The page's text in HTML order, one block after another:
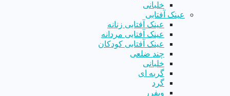
خلبانی
عینک آفتابی
عینک آفتابی زنانه
عینک آفتابی مردانه
عینک آفتابی کودکان
چند ضلعی
خلبانی
گربه ای
گرد
ویفرر